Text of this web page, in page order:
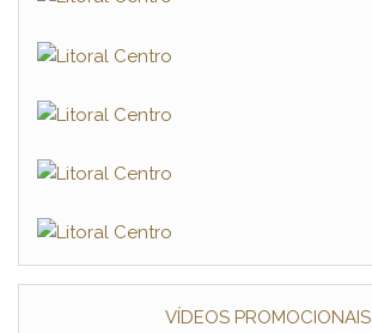
VÍDEOS PROMOCIONAIS